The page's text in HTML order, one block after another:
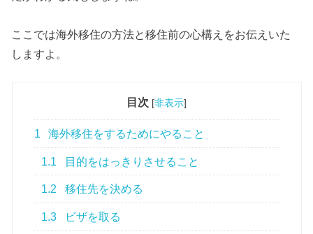
ここでは海外移住の方法と移住前の心構えをお伝えいた
しますよ。
目次 [非表示]
1 海外移住をするためにやること
1.1 目的をはっきりさせること
1.2 移住先を決める
1.3 ビザを取る